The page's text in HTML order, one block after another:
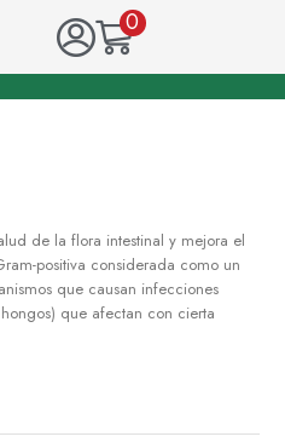
0
de la flora intestinal y mejora el
positiva considerada como un
que causan infecciones
que afectan con cierta